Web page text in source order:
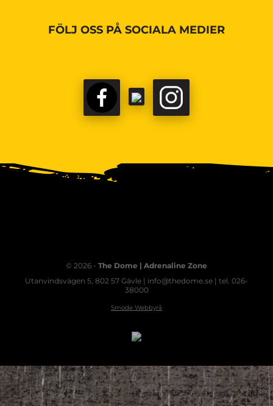
FÖLJ OSS PÅ SOCIALA MEDIER
© 2026 - The Dome | Adrenaline Zone
Utanvindsvägen 5, 802 57 Gävle | info@thedome.se | tel. 026-
38000
Smode Webbyrå